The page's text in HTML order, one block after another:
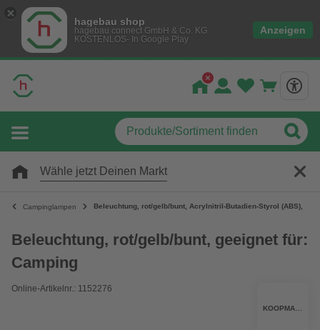
hagebau shop
hagebau connect GmbH & Co. KG
KOSTENLOS- In Google Play
Anzeigen
Wähle jetzt Deinen Markt
Campinglampen Beleuchtung, rot/gelb/bunt, Acrylnitril-Butadien-Styrol (ABS),
Beleuchtung, rot/gelb/bunt, geeignet für:
Camping
Online-Artikelnr.: 1152276